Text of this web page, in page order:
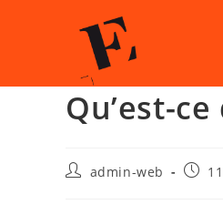
Qu’est-
admin-web